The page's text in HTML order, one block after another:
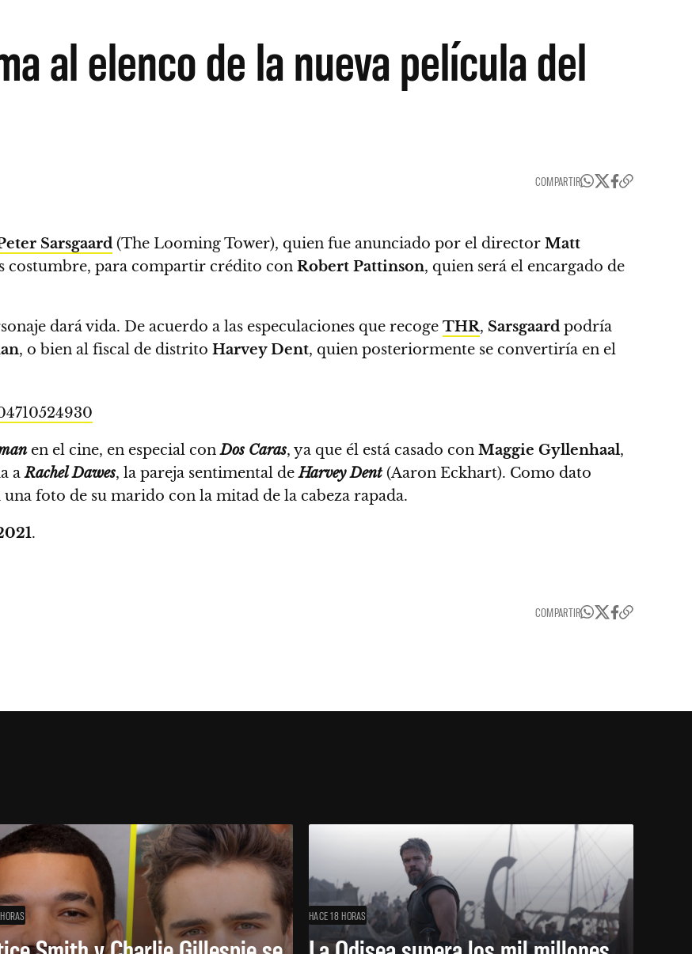
al elenco de la nueva película del
COMPARTIR
Sarsgaard (The Looming Tower), quien fue anunciado por el director Matt
costumbre, para compartir crédito con Robert Pattinson, quien será el encargado de
dará vida. De acuerdo a las especulaciones que recoge THR, Sarsgaard podría
, o bien al fiscal de distrito Harvey Dent, quien posteriormente se convertiría en el
en el cine, en especial conDos Caras, ya que él está casado con Maggie Gyllenhaal,
aRachel Dawes, la pareja sentimental deHarvey Dent (Aaron Eckhart). Como dato
una foto de su marido con la mitad de la cabeza rapada.
.
COMPARTIR
HACE 18 HORAS